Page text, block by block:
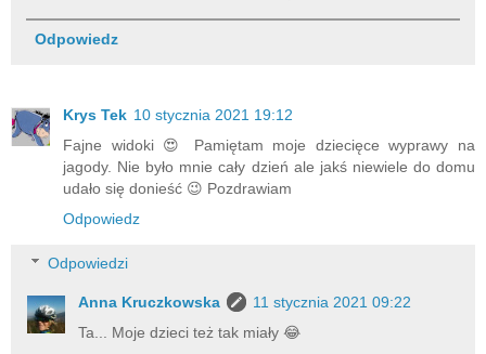
Odpowiedz
Krys Tek 10 stycznia 2021 19:12
Fajne widoki 😍 Pamiętam moje dziecięce wyprawy na
jagody. Nie było mnie cały dzień ale jakś niewiele do domu
udało się donieść 😉 Pozdrawiam
Odpowiedz
Odpowiedzi
Anna Kruczkowska
11 stycznia 2021 09:22
Ta... Moje dzieci też tak miały 😂